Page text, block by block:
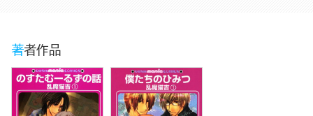
著者作品